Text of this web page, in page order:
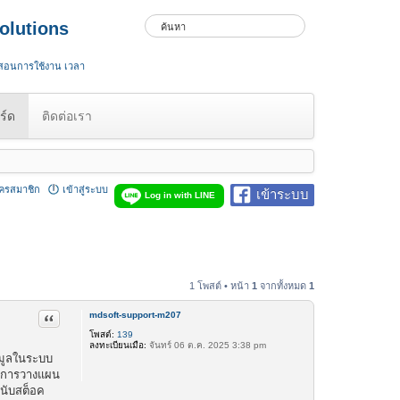
นการใช้งาน เวลา
ด ติดต่อเรา
เข้าระบบ
Log in with LINE
เข้าสู่ระบบ
รสมาชิก
1 โพสต์ • หน้า 1 จากทั้งหมด 1
mdsoft-support-m207
โพสต์: 139
ลงทะเบียนเมื่อ: จันทร์ 06 ต.ค. 2025 3:38 pm
อ้างคำพูด
ลในระบบ
ารวางแผน
บสต็อค